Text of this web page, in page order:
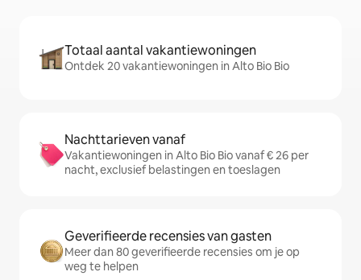
Totaal aantal vakantiewoningen
Ontdek 20 vakantiewoningen in Alto Bio Bio
Nachttarieven vanaf
Vakantiewoningen in Alto Bio Bio vanaf € 26 per
nacht, exclusief belastingen en toeslagen
Geverifieerde recensies van gasten
Meer dan 80 geverifieerde recensies om je op
weg te helpen